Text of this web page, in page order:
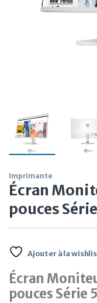
Imprimante
Écran
pouces
Ajouter à la
Écran
pouces Série 5